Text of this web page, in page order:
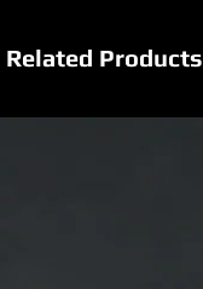
Related Products